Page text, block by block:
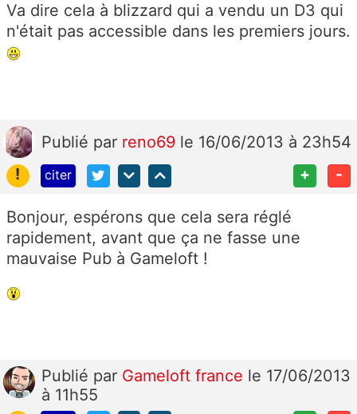
Va dire cela à blizzard qui a vendu un D3 qui
n'était pas accessible dans les premiers jours.
Publié par reno69 le 16/06/2013 à 23h54
!
citer + -
Bonjour, espérons que cela sera réglé
rapidement, avant que ça ne fasse une
mauvaise Pub à Gameloft !
Publié par Gameloft france le 17/06/2013
à 11h55